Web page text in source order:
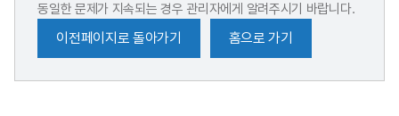
동일한 문제가 지속되는 경우 관리자에게 알려주시기 바랍니다.
이전페이지로 돌아가기 홈으로 가기